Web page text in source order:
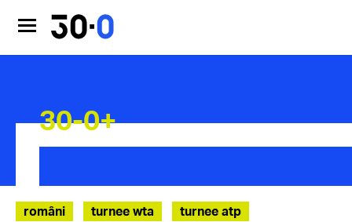
30-0+
români turnee wta
turnee atp